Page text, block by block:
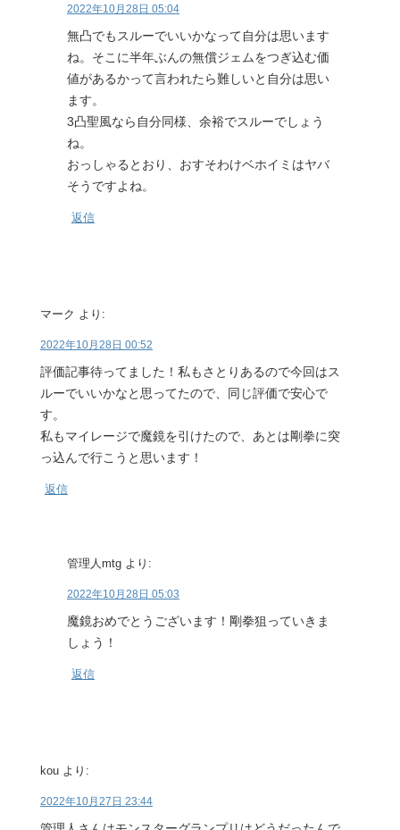
2022年10月28日 05:04
無凸でもスルーでいいかなって自分は思います
ね。そこに半年ぶんの無償ジェムをつぎ込む価
値があるかって言われたら難しいと自分は思い
ます。
3凸聖風なら自分同様、余裕でスルーでしょう
ね。
おっしゃるとおり、おすそわけベホイミはヤバ
そうですよね。
返信
マーク より:
2022年10月28日 00:52
評価記事待ってました！私もさとりあるので今回はス
ルーでいいかなと思ってたので、同じ評価で安心で
す。
私もマイレージで魔鏡を引けたので、あとは剛拳に突
っ込んで行こうと思います！
返信
管理人mtg より:
2022年10月28日 05:03
魔鏡おめでとうございます！剛拳狙っていきま
しょう！
返信
kou より:
2022年10月27日 23:44